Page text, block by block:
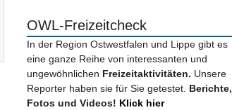
OWL-Freizeitcheck
In der Region Ostwestfalen und Lippe gibt es
eine ganze Reihe von interessanten und
ungewöhnlichen Freizeitaktivitäten. Unsere
Reporter haben sie für Sie getestet. Berichte,
Fotos und Videos! Klick hier